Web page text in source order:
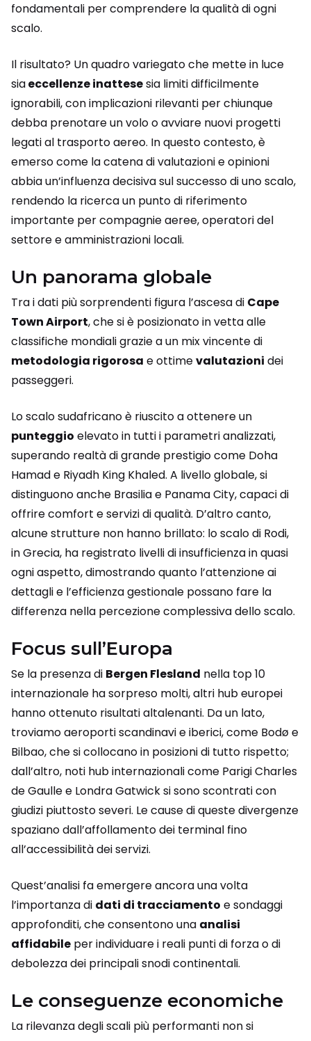
fondamentali per comprendere la qualità di ogni
scalo.
Il risultato? Un quadro variegato che mette in luce
siaeccellenze inattesesia limiti difficilmente
ignorabili, con implicazioni rilevanti per chiunque
debba prenotare un volo o avviare nuovi progetti
legati al trasporto aereo. In questo contesto, è
emerso come la catena di valutazioni e opinioni
abbia un’influenza decisiva sul successo di uno scalo,
rendendo la ricerca un punto di riferimento
importante per compagnie aeree, operatori del
settore e amministrazioni locali.
Un panorama globale
Tra i dati più sorprendenti figura l’ascesa di Cape
Town Airport, che si è posizionato in vetta alle
classifiche mondiali grazie a un mix vincente di
metodologia rigorosa e ottimevalutazioni dei
passeggeri.
Lo scalo sudafricano è riuscito a ottenere un
punteggio elevato in tutti i parametri analizzati,
superando realtà di grande prestigio come Doha
Hamad e Riyadh King Khaled. A livello globale, si
distinguono anche Brasilia e Panama City, capaci di
offrire comfort e servizi di qualità. D’altro canto,
alcune strutture non hanno brillato: lo scalo di Rodi,
in Grecia, ha registrato livelli di insufficienza in quasi
ogni aspetto, dimostrando quanto l’attenzione ai
dettagli e l’efficienza gestionale possano fare la
differenza nella percezione complessiva dello scalo.
Focus sull’Europa
Se la presenza di Bergen Flesland nella top 10
internazionale ha sorpreso molti, altri hub europei
hanno ottenuto risultati altalenanti. Da un lato,
troviamo aeroporti scandinavi e iberici, come Bodø e
Bilbao, che si collocano in posizioni di tutto rispetto;
dall’altro, noti hub internazionali come Parigi Charles
de Gaulle e Londra Gatwick si sono scontrati con
giudizi piuttosto severi. Le cause di queste divergenze
spaziano dall’affollamento dei terminal fino
all’accessibilità dei servizi.
Quest’analisi fa emergere ancora una volta
l’importanza di dati di tracciamento e sondaggi
approfonditi, che consentono una analisi
affidabile per individuare i reali punti di forza o di
debolezza dei principali snodi continentali.
Le conseguenze economiche
La rilevanza degli scali più performanti non si